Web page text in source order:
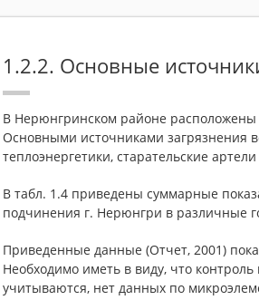
1.2.2. Основные
В Нерюнгринском районе расположены
Основными источниками загрязнения
теплоэнергетики, старательские
В табл. 1.4 приведены суммарные
подчинения г. Нерюнгри в различные
Приведенные данные (Отчет, 2001)
Необходимо иметь в виду, что
учитываются, нет данных по